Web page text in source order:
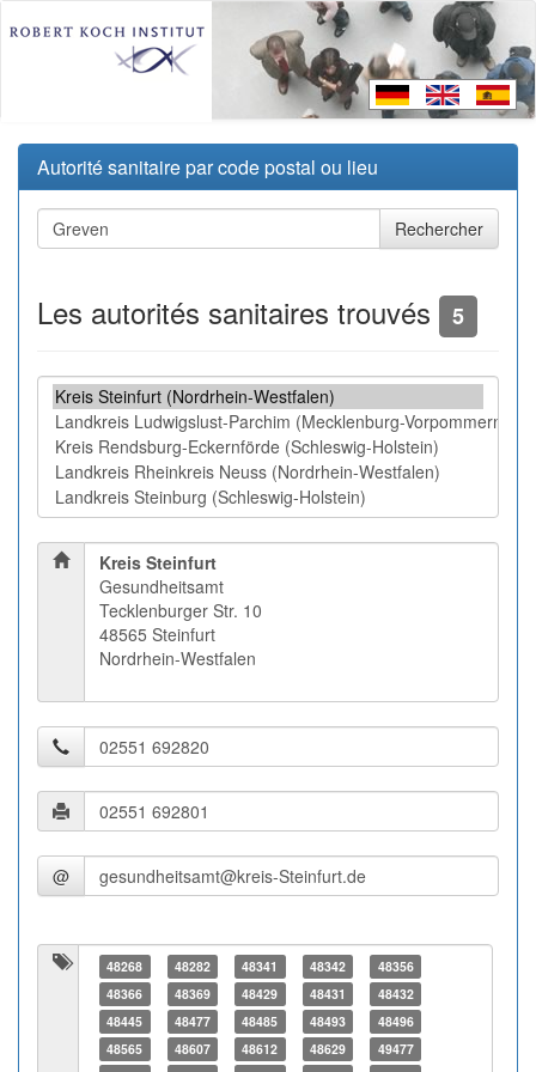
Autorité sanitaire par code postal ou lieu
Les autorités sanitaires trouvés 5
Kreis Steinfurt
Gesundheitsamt
Tecklenburger Str. 10
48565 Steinfurt
Nordrhein-Westfalen
@
48268 48282 48341 48342
48356
48366
48369 48429 48431
48432
48445
48477 48485 48493
48496
48565
48607 48612 48629
49477